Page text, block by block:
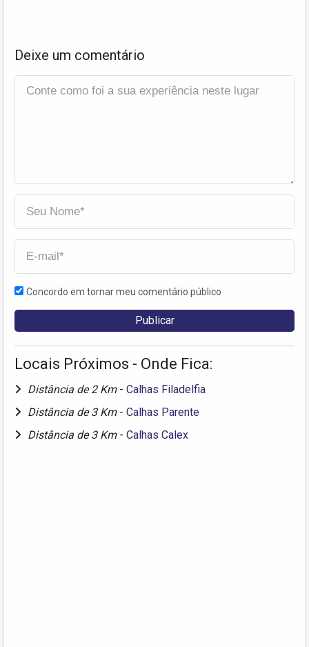
Deixe um comentário
Concordo em tornar meu comentário público
Locais Próximos - Onde Fica:
Distância de 2 Km - Calhas Filadelfia
Distância de 3 Km - Calhas Parente
Distância de 3 Km - Calhas Calex